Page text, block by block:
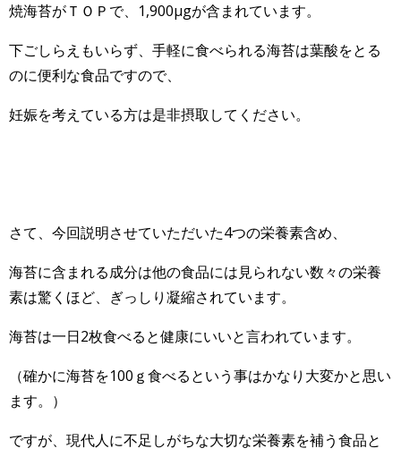
焼海苔がＴＯＰで、1,900μgが含まれています。
下ごしらえもいらず、手軽に食べられる海苔は葉酸をとる
のに便利な食品ですので、
妊娠を考えている方は是非摂取してください。
さて、今回説明させていただいた4つの栄養素含め、
海苔に含まれる成分は他の食品には見られない数々の栄養
素は驚くほど、ぎっしり凝縮されています。
海苔は一日2枚食べると健康にいいと言われています。
（確かに海苔を100ｇ食べるという事はかなり大変かと思い
ます。）
ですが、現代人に不足しがちな大切な栄養素を補う食品と